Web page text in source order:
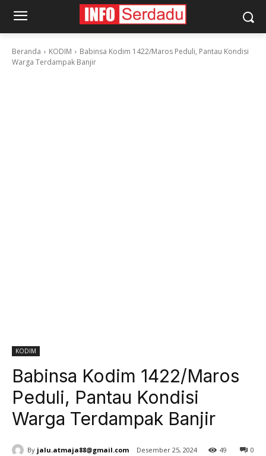
Beranda KODIM
Babinsa Kodim 1422/Maros Peduli, Pantau Kondisi
Warga Terdampak Banjir
KODIM
Babinsa Kodim 1422/Maros
Peduli, Pantau Kondisi
Warga Terdampak Banjir
By jalu.atmaja88@gmail.com Desember 25, 2024 0
49